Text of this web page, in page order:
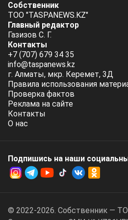
Собственник
ТОО "TASPANEWS.KZ"
Главный редактор
Газизов С. Г.
Контакты
+7 (707) 679 34 35
info@taspanews.kz
г. Алматы, мкр. Керемет, 3Д
Правила использования
Проверка фактов
Реклама на сайте
Контакты
О нас
Подпишись на наши
© 2022-2026. Собственник —